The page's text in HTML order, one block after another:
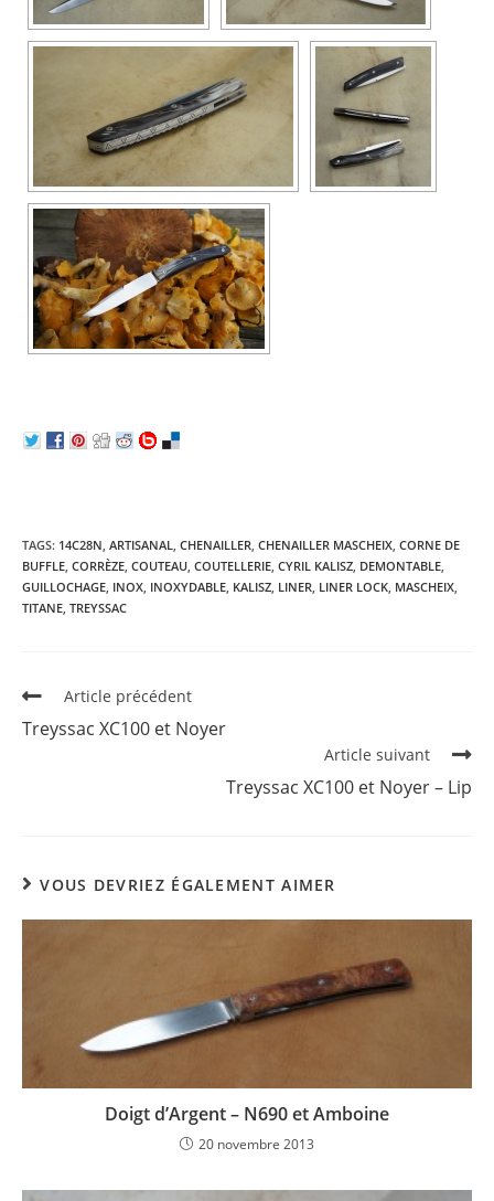
TAGS: 14C28N ARTISANAL CHENAILLER CHENAILLER MASCHEIX CORNE DE
BUFFLE CORRÈZE COUTEAU COUTELLERIE CYRIL KALISZ DEMONTABLE
GUILLOCHAGE INOX INOXYDABLE KALISZ LINER LINER LOCK MASCHEIX
TITANE TREYSSAC
Read
articles
Article précédent
Treyssac XC100 et Noyer
Article suivant
Treyssac XC100 et Noyer – Lip
VOUS DEVRIEZ ÉGALEMENT AIMER
Doigt d’Argent – N690 et Amboine
20 novembre 2013